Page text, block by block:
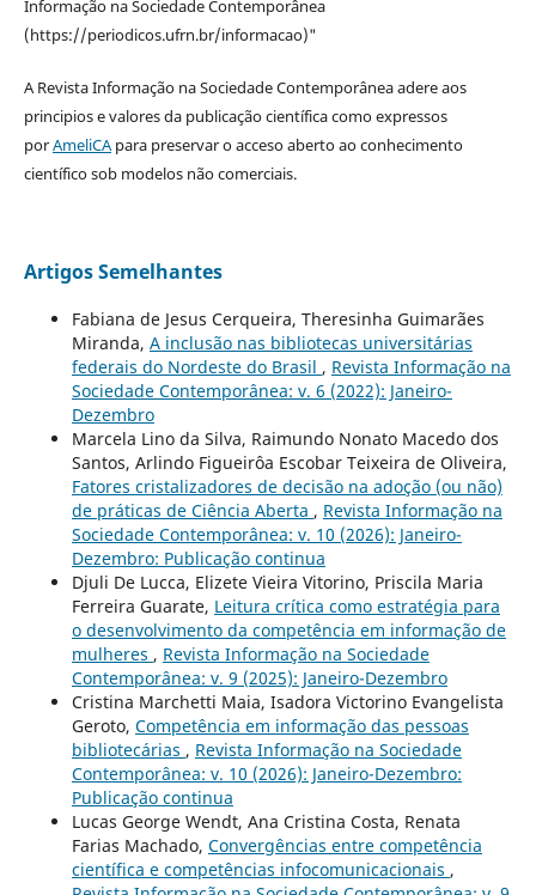
Informação na Sociedade Contemporânea
(https://periodicos.ufrn.br/informacao)"
A Revista Informação na Sociedade Contemporânea adere aos
principios e valores da publicação científica como expressos
porAmeliCApara preservar o acceso aberto ao conhecimento
científico sob modelos não comerciais.
Artigos Semelhantes
Fabiana de Jesus Cerqueira, Theresinha Guimarães
Miranda, A inclusão nas bibliotecas universitárias
federais do Nordeste do Brasil , Revista Informação na
Sociedade Contemporânea: v. 6 (2022): Janeiro-
Dezembro
Marcela Lino da Silva, Raimundo Nonato Macedo dos
Santos, Arlindo Figueirôa Escobar Teixeira de Oliveira,
Fatores cristalizadores de decisão na adoção (ou não)
de práticas de Ciência Aberta , Revista Informação na
Sociedade Contemporânea: v. 10 (2026): Janeiro-
Dezembro: Publicação continua
Djuli De Lucca, Elizete Vieira Vitorino, Priscila Maria
Ferreira Guarate, Leitura crítica como estratégia para
o desenvolvimento da competência em informação de
mulheres , Revista Informação na Sociedade
Contemporânea: v. 9 (2025): Janeiro-Dezembro
Cristina Marchetti Maia, Isadora Victorino Evangelista
Geroto, Competência em informação das pessoas
bibliotecárias , Revista Informação na Sociedade
Contemporânea: v. 10 (2026): Janeiro-Dezembro:
Publicação continua
Lucas George Wendt, Ana Cristina Costa, Renata
Farias Machado, Convergências entre competência
científica e competências infocomunicacionais ,